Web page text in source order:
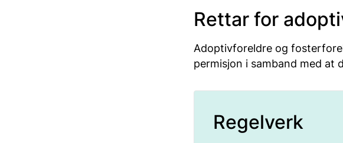
Rettar for
Adoptivforeldre og
permisjon i samband med at
Regelverk